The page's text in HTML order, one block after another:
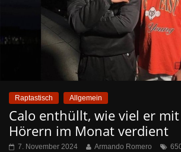
Raptastisch Allgemein
Calo enthüllt, wie viel er
Hörern im Monat verdient
7. November 2024 Armando Romero